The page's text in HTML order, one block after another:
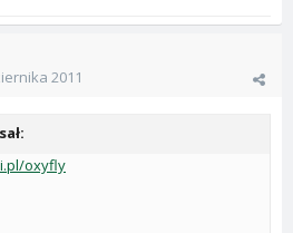
2011
oxyfly